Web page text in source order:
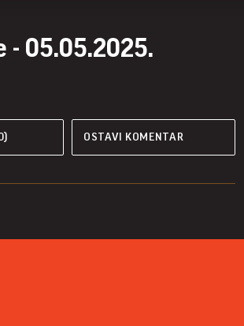
- 05.05.2025.
OSTAVI KOMENTAR